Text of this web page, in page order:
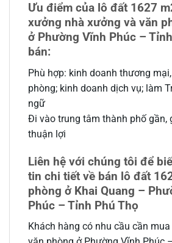
Ưu điểm của lô đất 1627
xưởng nhà xưởng và văn
ở Phường Vĩnh Phúc –
bán:
Phù hợp: kinh doanh thương
phòng; kinh doanh dịch vụ; làm
ngữ
Đi vào trung tâm thành phố gần,
thuận lợi
Liên hệ với chúng tôi để
tin chi tiết về bán lô đất
phòng ở Khai Quang –
Phúc – Tỉnh Phú Thọ
Khách hàng có nhu cầu cần